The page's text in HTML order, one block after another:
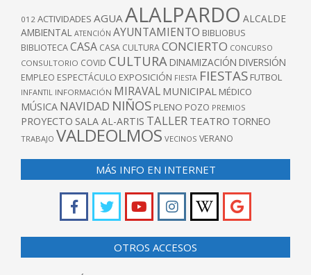
012 ACTIVIDADES AGUAALALPARDO ALCALDE
AMBIENTAL ATENCIÓN AYUNTAMIENTO BIBLIOBUS
BIBLIOTECACASA CASA CULTURACONCIERTO CONCURSO
CONSULTORIO COVID CULTURA DINAMIZACIÓN DIVERSIÓN
EMPLEO ESPECTÁCULO EXPOSICIÓN FIESTA FIESTAS FUTBOL
INFANTIL INFORMACIÓN MIRAVAL MUNICIPAL MÉDICO
MÚSICA NAVIDAD NIÑOS PLENO POZO PREMIOS
PROYECTO SALA AL-ARTIS TALLER TEATRO TORNEO
TRABAJO VALDEOLMOS VECINOS VERANO
MÁS INFO EN INTERNET
OTROS ACCESOS